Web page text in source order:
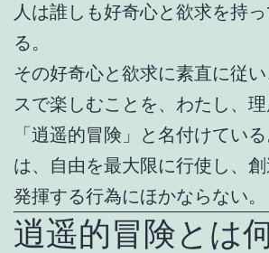
人は誰しも好奇心と欲求を持
る。
その好奇心と欲求に素直に従
スで楽しむことを、わたし、
「逍遥的冒険」と名付けてい
は、自由を最大限に行使し、
発揮する行為にほかならない。
逍遥的冒険とは